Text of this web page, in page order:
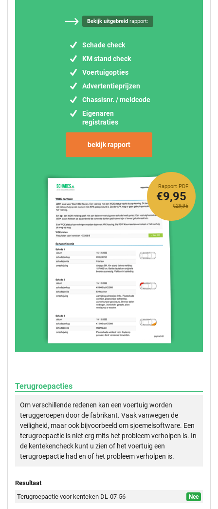
Bekijk uitgebreidrapport:
Schade check
KM stand check
Voertuigopties
Advertentieprijzen
Chassisnr. / meldcode
Eigenaren
registraties
bekijk rapport
Rapport PDF
€29,95
€9,95
Terugroepacties
Om verschillende redenen kan een voertuig worden
teruggeroepen door de fabrikant. Vaak vanwegen de
veiligheid, maar ook bijvoorbeeld om sjoemelsoftware. Een
terugroepactie is niet erg mits het probleem verholpen is. In
de kentekencheck kunt u zien of het voertuig een
terugroepactie had en of het probleem verholpen is.
Resultaat
Terugroepactie voor kenteken DL-07-56
Nee